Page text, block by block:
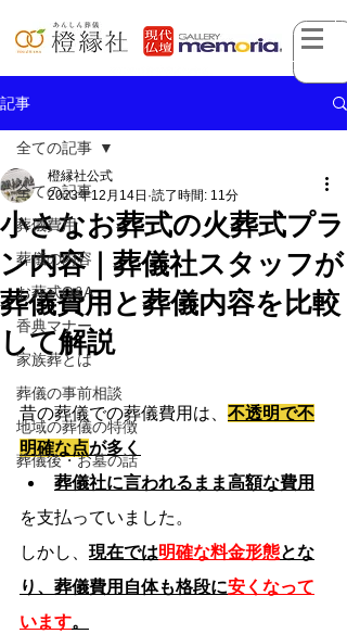
記事
全ての記事
葬儀費用
葬儀の内容
お葬式Q&A
香典マナー
家族葬とは
葬儀の事前相談
地域の葬儀の特徴
葬儀後・お墓の話
全ての記事
小さなお葬式の火葬式プラ
ン内容｜葬儀社スタッフが
葬儀費用と葬儀内容を比較
して解説
橙縁社公式
2023年12月14日 読了時間: 11分
昔の葬儀での葬儀費用は、 不透明で不
明確な点が多く
葬儀社に言われるまま高額な費用
を支払っていました。
しかし、 現在では明確な料金形態とな
り、葬儀費用自体も格段に安くなって
います。